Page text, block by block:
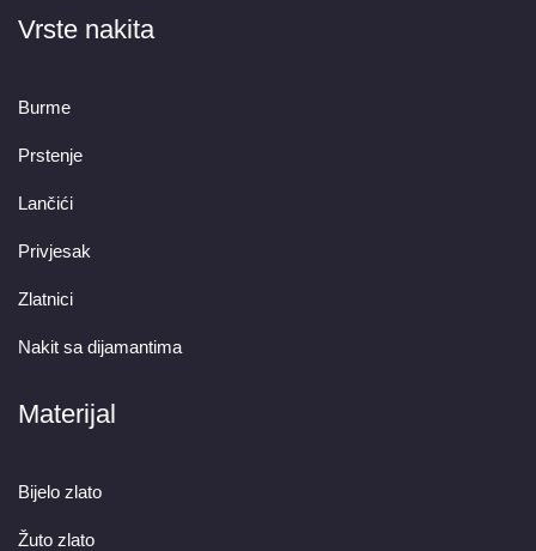
Vrste nakita
Burme
Prstenje
Lančići
Privjesak
Zlatnici
Nakit sa dijamantima
Materijal
Bijelo zlato
Žuto zlato